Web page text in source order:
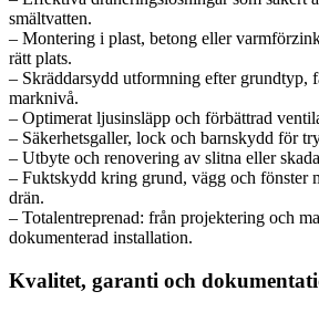
smältvatten.
– Montering i plast, betong eller
rätt plats.
– Skräddarsydd utformning efter grundtyp,
marknivå.
– Optimerat ljusinsläpp och förbättrad
– Säkerhetsgaller, lock och barnskydd för
– Utbyte och renovering av slitna eller
– Fuktskydd kring grund, vägg och fönster
drän.
– Totalentreprenad: från projektering och
dokumenterad installation.
Kvalitet, garanti och